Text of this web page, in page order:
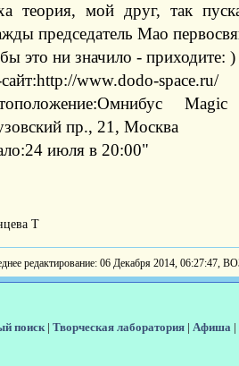
теория, мой друг, так
председатель Мао
это ни значило - приходите: )
www.dodo-space.ru/
пр., 21, Москва
июля в 20:00"
Т
редактирование: 06 Декабря 2014, 06:27:47,
поиск| Творческая лаборатория Афиша